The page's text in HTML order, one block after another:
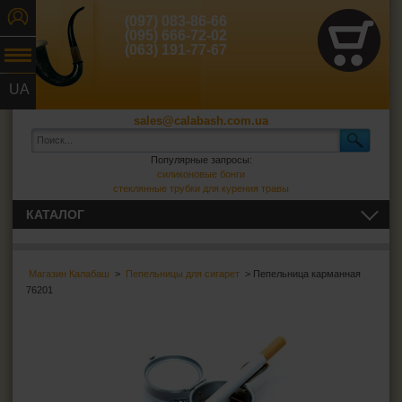
UA
(097) 083-86-66
(095) 666-72-02
(063) 191-77-67
sales@calabash.com.ua
Популярные запросы:
силиконовые бонги
стеклянные трубки для курения травы
Магазин Калабаш > Пепельницы для сигарет > Пепельница карманная
76201
КАТАЛОГ
ЗАЖИГАЛКИ